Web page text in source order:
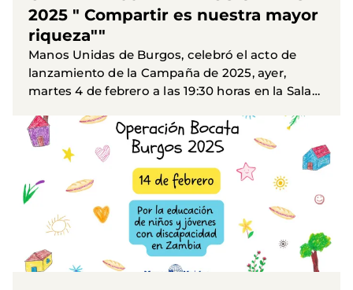
2025 " Compartir es nuestra mayor
riqueza""
Manos Unidas de Burgos, celebró el acto de
lanzamiento de la Campaña de 2025, ayer,
martes 4 de febrero a las 19:30 horas en la Sala
Campaña 66 de Manos...